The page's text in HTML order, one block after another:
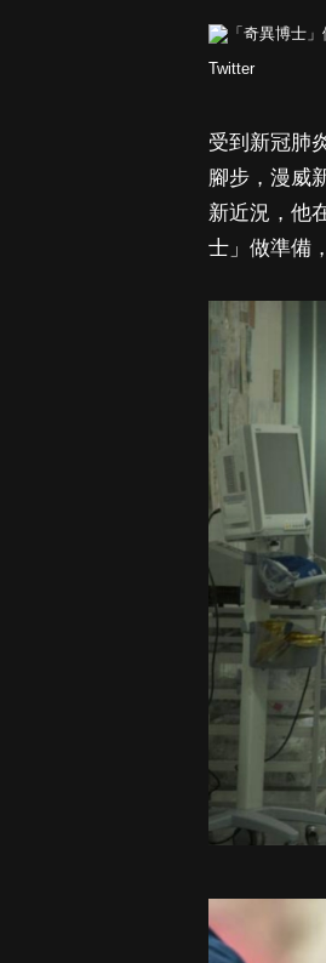
Twitter
受到新冠肺
腳步，漫威
新近況，他
士」做準備